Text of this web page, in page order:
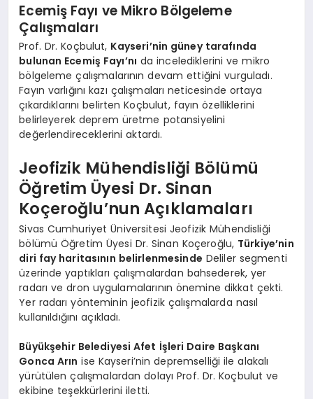
Ecemiş Fayı ve Mikro Bölgeleme
Çalışmaları
Prof. Dr. Koçbulut, Kayseri’nin güney tarafında
bulunan Ecemiş Fayı’nı da incelediklerini ve mikro
bölgeleme çalışmalarının devam ettiğini vurguladı.
Fayın varlığını kazı çalışmaları neticesinde ortaya
çıkardıklarını belirten Koçbulut, fayın özelliklerini
belirleyerek deprem üretme potansiyelini
değerlendireceklerini aktardı.
Jeofizik Mühendisliği Bölümü
Öğretim Üyesi Dr. Sinan
Koçeroğlu’nun Açıklamaları
Sivas Cumhuriyet Üniversitesi Jeofizik Mühendisliği
bölümü Öğretim Üyesi Dr. Sinan Koçeroğlu, Türkiye’nin
diri fay haritasının belirlenmesinde Deliler segmenti
üzerinde yaptıkları çalışmalardan bahsederek, yer
radarı ve dron uygulamalarının önemine dikkat çekti.
Yer radarı yönteminin jeofizik çalışmalarda nasıl
kullanıldığını açıkladı.
Büyükşehir Belediyesi Afet İşleri Daire Başkanı
Gonca Arın ise Kayseri’nin depremselliği ile alakalı
yürütülen çalışmalardan dolayı Prof. Dr. Koçbulut ve
ekibine teşekkürlerini iletti.